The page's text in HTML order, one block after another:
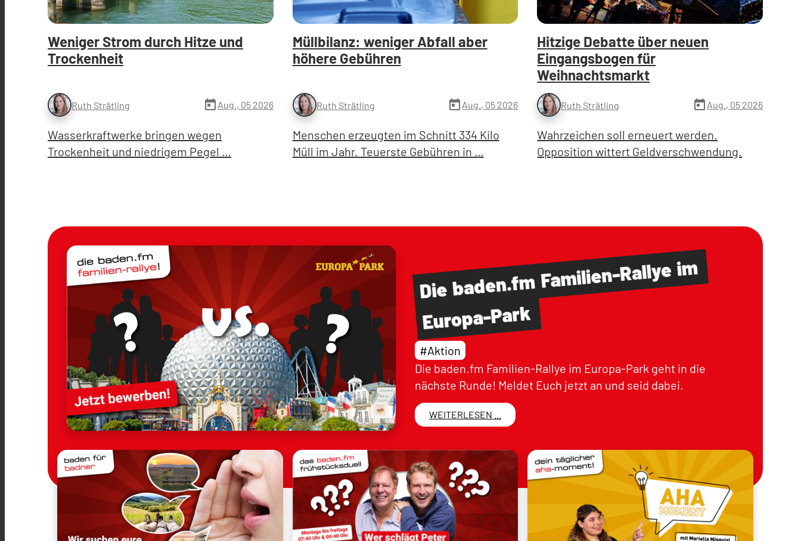
Weniger Strom durch Hitze und
Trockenheit
Ruth Strätling today Aug., 05 2026
Wasserkraftwerke bringen wegen
Trockenheit und niedrigem Pegel …
Müllbilanz: weniger Abfall aber
höhere Gebühren
Ruth Strätling todayAug., 05 2026
Menschen erzeugten im Schnitt 334 Kilo
Müll im Jahr. Teuerste Gebühren in …
Hitzige Debatte über neuen
Eingangsbogen für
Weihnachtsmarkt
Ruth Strätling today Aug., 05 2026
Wahrzeichen soll erneuert werden.
Opposition wittert Geldverschwendung.
Die baden.fmFamilien-Rallyeim
Europa-Park
#Aktion
Die baden.fm Familien-Rallye im Europa-Park geht in die
nächste Runde! Meldet Euch jetzt an und seid dabei.
WEITERLESEN ...